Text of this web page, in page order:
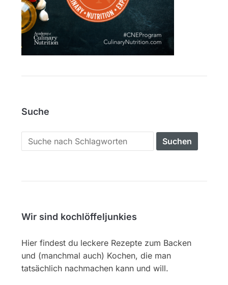
Suche
Search
for:
Wir sind kochlöffeljunkies
Hier findest du leckere Rezepte zum Backen
und (manchmal auch) Kochen, die man
tatsächlich nachmachen kann und will.